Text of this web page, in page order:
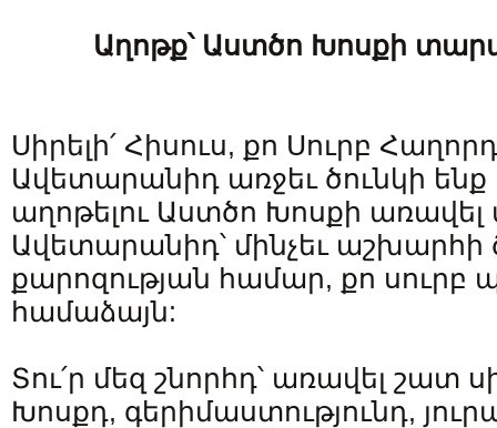
Աղոթք՝ Աստծո Խոսքի
Սիրելի՛ Հիսուս, քո Սուրբ
Ավետարանիդ առջեւ ծունկի ենք
աղոթելու Աստծո Խոսքի
Ավետարանիդ՝ մինչեւ աշխարհի
քարոզության համար, քո
համաձայն:
Տու՛ր մեզ շնորհդ՝ առավել շատ
Խոսքդ, գերիմաստությունդ,